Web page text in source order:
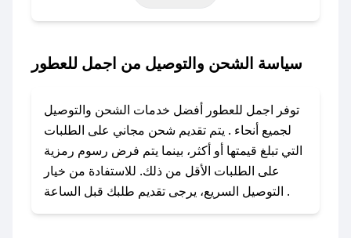
حتى عروض خاصة أخرى.
باستخدام تطبيق صحصح، يمكنك العثور بسهولة على
الكوبون، تواصل معنا عبر تويتر أو البريد الإلكتروني
لإضافته بسرعة.
### كيفية استخدام كود خصم اجمل للعطور؟
1. انسخ كود الخصم من تطبيق صحصح.
2. الصقه في خانة الدفع عند التسوق من اجمل
سياسة الشحن والتوصيل من اجمل للعطور
توفر اجمل للعطور أفضل خدمات الشحن والتوصيل
لجميع أنحاء . يتم تقديم شحن مجاني على الطلبات
التي تبلغ قيمتها أو أكثر، بينما يتم فرض رسوم رمزية
على الطلبات الأقل من ذلك. للاستفادة من خيار
التوصيل السريع، يرجى تقديم طلبك قبل الساعة .